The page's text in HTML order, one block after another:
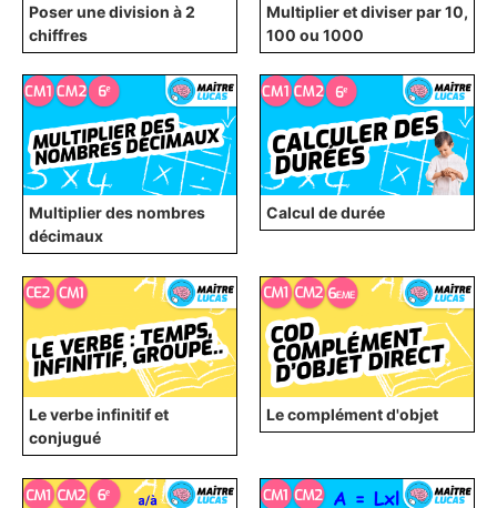
Poser une division à 2
chiffres
Multiplier et diviser par 10,
100 ou 1000
Multiplier des nombres
décimaux
Calcul de durée
Le verbe infinitif et
conjugué
Le complément d'objet